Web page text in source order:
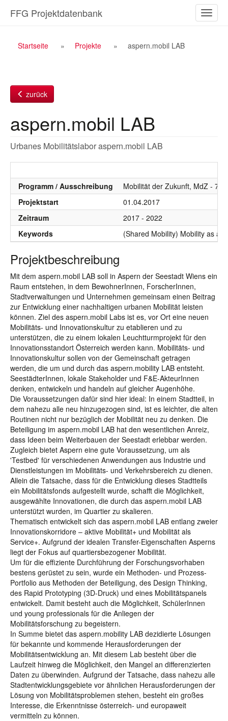
Inhalt
ein-/
FFG Projektdatenbank
Breadcrumb
Startseite Projekte aspern.mobil LAB
zurück
aspern.mobil LAB
Urbanes Mobilitätslabor aspern.mobil LAB
Programm / Ausschreibung
Mobilität der Zukunft, MdZ - 7.
Projektstart
01.04.2017
Zeitraum
2017 - 2022
Keywords
(Shared Mobility) Mobility as a
Projektbeschreibung
Mit dem aspern.mobil LAB soll in Aspern der Seestadt Wiens ein
Raum entstehen, in dem BewohnerInnen, ForscherInnen,
Stadtverwaltungen und Unternehmen gemeinsam einen Beitrag
zur Entwicklung einer nachhaltigen urbanen Mobilität leisten
können. Ziel des aspern.mobil Labs ist es, vor Ort eine neuen
Mobilitäts- und Innovationskultur zu etablieren und zu
unterstützen, die zu einem lokalen Leuchtturmprojekt für den
Innovationsstandort Österreich werden kann. Mobilitäts- und
Innovationskultur sollen von der Gemeinschaft getragen
werden, die um und durch das aspern.mobility LAB entsteht.
SeestädterInnen, lokale Stakeholder und F&E-AkteurInnen
denken, entwickeln und handeln auf gleicher Augenhöhe.
Die Voraussetzungen dafür sind hier ideal: In einem Stadtteil, in
dem nahezu alle neu hinzugezogen sind, ist es leichter, die alten
Routinen nicht nur bezüglich der Mobilität neu zu denken. Die
Beteiligung im aspern.mobil LAB hat den wesentlichen Anreiz,
dass Ideen beim Weiterbauen der Seestadt erlebbar werden.
Zugleich bietet Aspern eine gute Voraussetzung, um als
'Testbed' für verschiedenen Anwendungen aus Industrie und
Dienstleistungen im Mobilitäts- und Verkehrsbereich zu dienen.
Allein die Tatsache, dass für die Entwicklung dieses Stadtteils
ein Mobilitätsfonds aufgestellt wurde, schafft die Möglichkeit,
ausgewählte Innovationen, die durch das aspern.mobil LAB
unterstützt wurden, im Quartier zu skalieren.
Thematisch entwickelt sich das aspern.mobil LAB entlang zweier
Innovationskorridore – aktive Mobilität+ und Mobilität als
Service+. Aufgrund der idealen Transfer-Eigenschaften Asperns
liegt der Fokus auf quartiersbezogener Mobilität.
Um für die effiziente Durchführung der Forschungsvorhaben
bestens gerüstet zu sein, wurde ein Methoden- und Prozess-
Portfolio aus Methoden der Beteiligung, des Design Thinking,
des Rapid Prototyping (3D-Druck) und eines Mobilitätspanels
entwickelt. Damit besteht auch die Möglichkeit, SchülerInnen
und young professionals für die Anliegen der
Mobilitätsforschung zu begeistern.
In Summe bietet das aspern.mobility LAB dezidierte Lösungen
für bekannte und kommende Herausforderungen der
Mobilitätsentwicklung an. Mit diesem Lab besteht über die
Laufzeit hinweg die Möglichkeit, den Mangel an differenzierten
Daten zu überwinden. Aufgrund der Tatsache, dass nahezu alle
Stadtentwicklungsgebiete vor ähnlichen Herausforderungen der
Lösung von Mobilitätsproblemen stehen, besteht ein großes
Interesse, die Erkenntnisse österreich- und europaweit
vermitteln zu können.